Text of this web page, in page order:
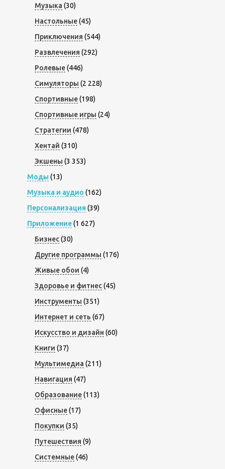
Музыка (30)
Настольные(45)
Приключения (544)
Развлечения (292)
Ролевые(446)
Симуляторы (2 228)
Спортивные(198)
Спортивные игры (24)
Стратегии (478)
Хентай (310)
Экшены (3 353)
Моды (13)
Музыка и аудио (162)
Персонализация (39)
Приложение(1 627)
Бизнес(30)
Другие программы (176)
Живые обои (4)
Здоровье и фитнес(45)
Инструменты (351)
Интернет и сеть (67)
Искусство и дизайн (60)
Книги (37)
Мультимедиа (211)
Навигация (47)
Образование(113)
Офисные(17)
Покупки (35)
Путешествия (9)
Системные(46)